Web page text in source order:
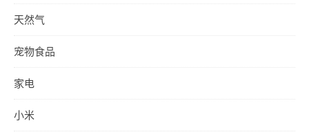
天然气
宠物食品
家电
小米